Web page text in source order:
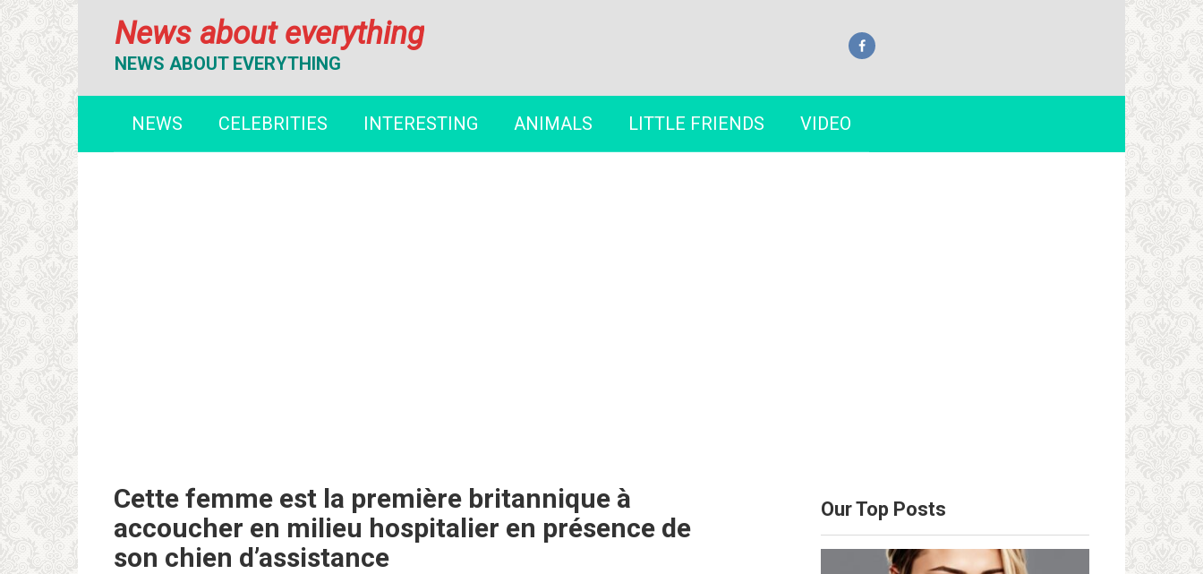
News about everything
NEWS ABOUT EVERYTHING
NEWS CELEBRITIES INTERESTING ANIMALS LITTLE FRIENDS VIDEO
Cette femme est la première britannique à
accoucher en milieu hospitalier en présence de
son chien d’assistance
Our Top Posts